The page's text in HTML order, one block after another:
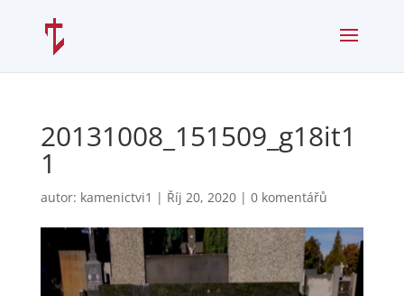
20131008_151509_g18it1
1
autor: kamenictvi1 | Říj 20, 2020| 0 komentářů